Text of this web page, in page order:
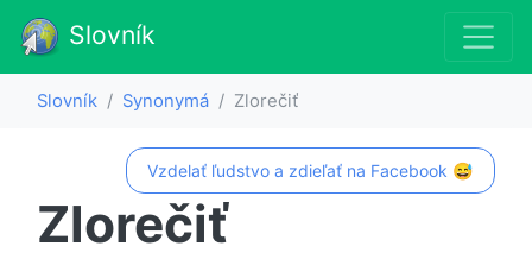
Slovník
Slovník Synonymá Zlorečiť
Vzdelať ľudstvo a zdieľať na Facebook 😅
Zlorečiť